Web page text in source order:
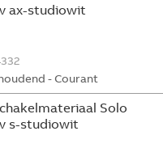
ax-studiowit
- Courant
Solo
s-studiowit